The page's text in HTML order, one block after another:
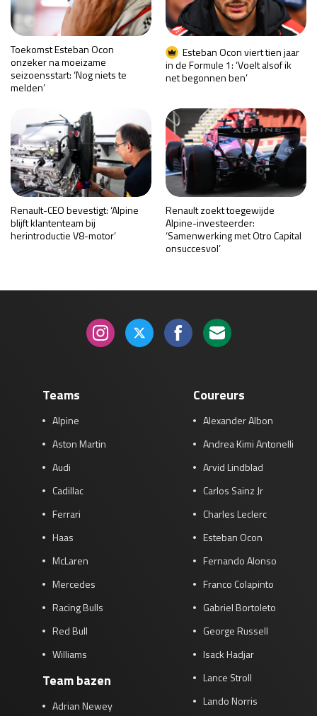
Toekomst Esteban Ocon
onzeker na moeizame
seizoensstart: ‘Nog niets te
melden’
Esteban Ocon viert tien jaar
in de Formule 1: ‘Voelt alsof ik
net begonnen ben’
Renault-CEO bevestigt: ‘Alpine
blijft klantenteam bij
herintroductie V8-motor’
Renault zoekt toegewijde
Alpine-investeerder:
‘Samenwerking met Otro Capital
onsuccesvol’
Teams
Alpine
Aston Martin
Audi
Cadillac
Ferrari
Haas
McLaren
Mercedes
Racing Bulls
Red Bull
Williams
Team bazen
Adrian Newey
Coureurs
Alexander Albon
Andrea Kimi Antonelli
Arvid Lindblad
Carlos Sainz Jr
Charles Leclerc
Esteban Ocon
Fernando Alonso
Franco Colapinto
Gabriel Bortoleto
George Russell
Isack Hadjar
Lance Stroll
Lando Norris